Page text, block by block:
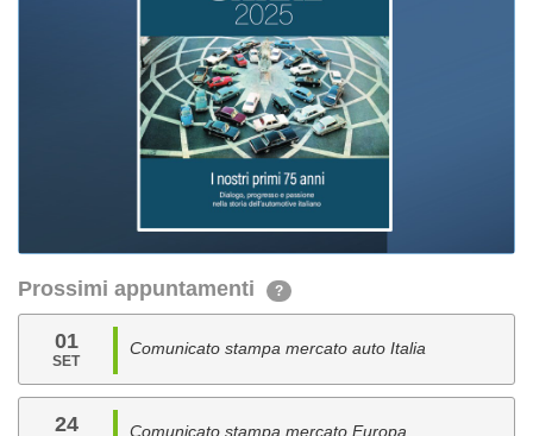
Prossimi appuntamenti ?
01
SET
Comunicato stampa mercato auto Italia
24 Comunicato stampa mercato Europa